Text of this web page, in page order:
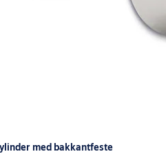
med bakkantfeste